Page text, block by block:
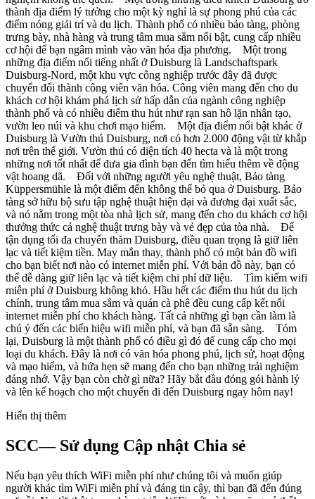
thành địa điểm lý tưởng cho một kỳ nghỉ là sự phong phú của các
điểm nóng giải trí và du lịch. Thành phố có nhiều bảo tàng, phòng
trưng bày, nhà hàng và trung tâm mua sắm nổi bật, cung cấp nhiều
cơ hội để bạn ngâm mình vào văn hóa địa phương. Một trong
những địa điểm nổi tiếng nhất ở Duisburg là Landschaftspark
Duisburg-Nord, một khu vực công nghiệp trước đây đã được
chuyển đổi thành công viên văn hóa. Công viên mang đến cho du
khách cơ hội khám phá lịch sử hấp dẫn của ngành công nghiệp
thành phố và có nhiều điểm thu hút như rạn san hô lặn nhân tạo,
vườn leo núi và khu chơi mạo hiểm. Một địa điểm nổi bật khác ở
Duisburg là Vườn thú Duisburg, nơi có hơn 2.000 động vật từ khắp
nơi trên thế giới. Vườn thú có diện tích 40 hecta và là một trong
những nơi tốt nhất để đưa gia đình bạn đến tìm hiểu thêm về động
vật hoang dã. Đối với những người yêu nghệ thuật, Bảo tàng
Küppersmühle là một điểm đến không thể bỏ qua ở Duisburg. Bảo
tàng sở hữu bộ sưu tập nghệ thuật hiện đại và đương đại xuất sắc,
và nó nằm trong một tòa nhà lịch sử, mang đến cho du khách cơ hội
thưởng thức cả nghệ thuật trưng bày và vẻ đẹp của tòa nhà. Để
tận dụng tối đa chuyến thăm Duisburg, điều quan trọng là giữ liên
lạc và tiết kiệm tiền. May mắn thay, thành phố có một bản đồ wifi
cho bạn biết nơi nào có internet miễn phí. Với bản đồ này, bạn có
thể dễ dàng giữ liên lạc và tiết kiệm chi phí dữ liệu. Tìm kiếm wifi
miễn phí ở Duisburg không khó. Hầu hết các điểm thu hút du lịch
chính, trung tâm mua sắm và quán cà phê đều cung cấp kết nối
internet miễn phí cho khách hàng. Tất cả những gì bạn cần làm là
chú ý đến các biển hiệu wifi miễn phí, và bạn đã sẵn sàng. Tóm
lại, Duisburg là một thành phố có điều gì đó để cung cấp cho mọi
loại du khách. Đây là nơi có văn hóa phong phú, lịch sử, hoạt động
và mạo hiểm, và hứa hẹn sẽ mang đến cho bạn những trải nghiệm
đáng nhớ. Vậy bạn còn chờ gì nữa? Hãy bắt đầu đóng gói hành lý
và lên kế hoạch cho một chuyến đi đến Duisburg ngay hôm nay!
Hiển thị thêm
SCC— Sử dụng Cập nhật Chia sẻ
Nếu bạn yêu thích WiFi miễn phí như chúng tôi và muốn giúp
người khác tìm WiFi miễn phí và đáng tin cậy, thì bạn đã đến đúng